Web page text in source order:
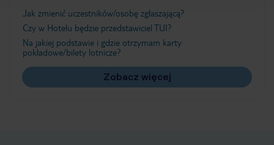
Jak zmienić uczestników/osobę zgłaszającą?
Czy w Hotelu będzie przedstawiciel TUI?
Na jakiej podstawie i gdzie otrzymam karty
pokładowe/bilety lotnicze?
Zobacz więcej